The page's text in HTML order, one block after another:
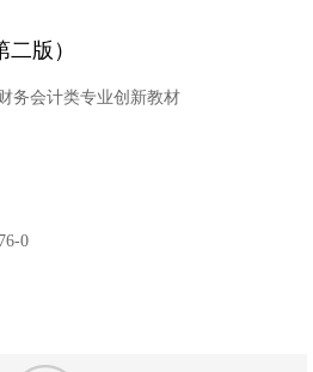
版）
务会计类专业创新教材
0